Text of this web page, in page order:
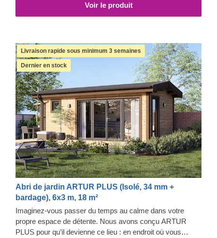
Voir le produit
Livraison rapide sous minimum 3 semaines
Dernier en stock
Abri de jardin ARTUR PLUS (Isolé, 34 mm +
bardage), 6x3 m, 18 m²
Imaginez-vous passer du temps au calme dans votre
propre espace de détente. Nous avons conçu ARTUR
PLUS pour qu’il devienne ce lieu : en endroit où vous